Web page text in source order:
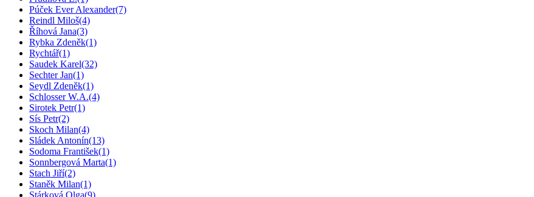
Púček Ever Alexander(7)
Reindl Miloš(4)
Říhová Jana(3)
Rybka Zdeněk(1)
Rychtář(1)
Saudek Karel(32)
Sechter Jan(1)
Seydl Zdeněk(1)
Schlosser W.A.(4)
Sirotek Petr(1)
Sís Petr(2)
Skoch Milan(4)
Sládek Antonín(13)
Sodoma František(1)
Sonnbergová Marta(1)
Stach Jiří(2)
Staněk Milan(1)
Stárková Olga(9)